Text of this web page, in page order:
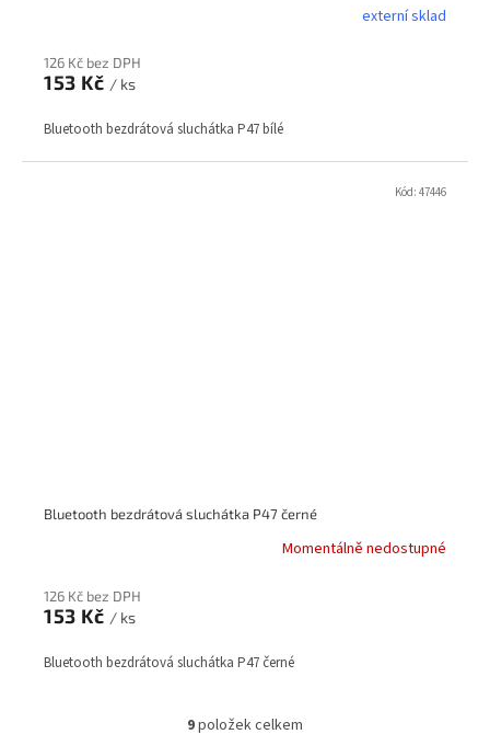
externí sklad
126 Kč bez DPH
153 Kč / ks
Bluetooth bezdrátová sluchátka P47 bílé
Bluetooth bezdrátová sluchátka P47 černé
Momentálně nedostupné
126 Kč bez DPH
153 Kč / ks
Bluetooth bezdrátová sluchátka P47 černé
Kód: 47446
9položek celkem